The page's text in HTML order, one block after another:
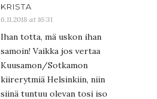
KRISTA
6.11.2018 at 16:31
Ihan totta, mä uskon ihan
samoin! Vaikka jos vertaa
Kuusamon/Sotkamon
kiirerytmiä Helsinkiin, niin
siinä tuntuu olevan tosi iso